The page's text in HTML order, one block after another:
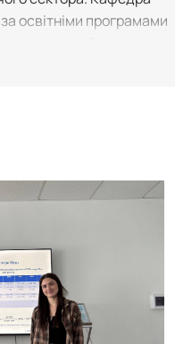
освітніми програмами
програмами
і «Менеджмент
Значна увага
студентський науковий
кафедри готують
та сприяють участі
міжнародну
закладами США,
умови для участі
навчанні та
плани